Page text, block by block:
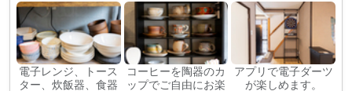
電子レンジ、トース
ター、炊飯器、食器
コーヒーを陶器のカ
ップでご自由にお楽
アプリで電子ダーツ
が楽しめます。